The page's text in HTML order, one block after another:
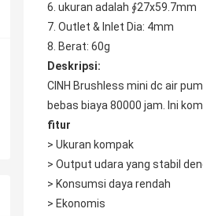
6. ukuran adalah ∮27x59.7mm
7. Outlet & Inlet Dia: 4mm
8. Berat: 60g
Deskripsi:
CINH Brushless mini dc air
bebas biaya 80000 jam. Ini
fitur
> Ukuran kompak
> Output udara yang stabil
> Konsumsi daya rendah
> Ekonomis